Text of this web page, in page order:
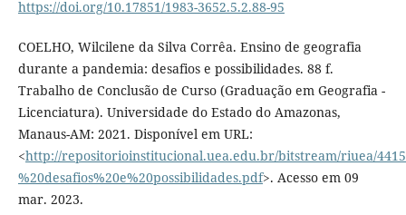
https://doi.org/10.17851/1983-3652.5.2.88-95
COELHO, Wilcilene da Silva Corrêa. Ensino de geografia
durante a pandemia: desafios e possibilidades. 88 f.
Trabalho de Conclusão de Curso (Graduação em Geografia -
Licenciatura). Universidade do Estado do Amazonas,
Manaus-AM: 2021. Disponível em URL:
<http://repositorioinstitucional.uea.edu.br/bitstream/riuea/
%20desafios%20e%20possibilidades.pdf>. Acesso em 09
mar. 2023.